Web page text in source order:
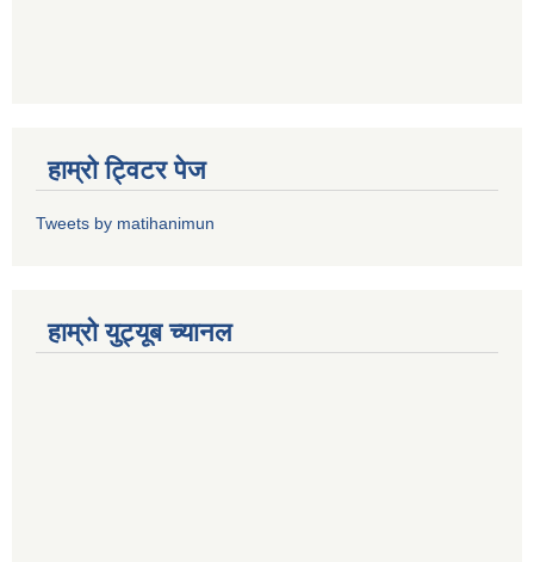
हाम्राे ट्विटर पेज
Tweets by matihanimun
हाम्रो युट्यूब च्यानल